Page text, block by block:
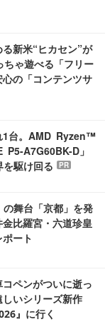
新米“ヒカセン”が
ゃ遊べる「フリー
心の「コンテンツサ
1台。AMD Ryzen™
P5-A7G60BK-D」
駆け回る
PR
舞台「京都」を発
比羅宮・六道珍皇
ート
ペンがついに逝っ
いシリーズ新作
』に行く